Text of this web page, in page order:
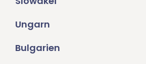
Ungarn
Bulgarien